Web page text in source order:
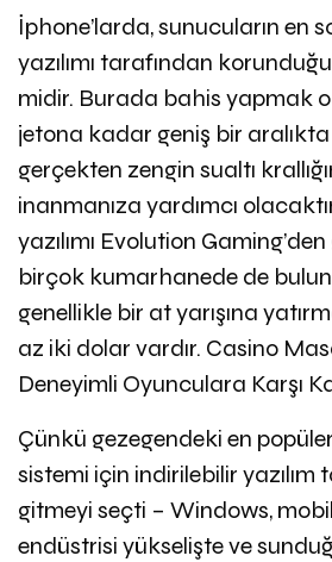
İphone’larda, sunucuların en
yazılımı tarafından
midir. Burada bahis yapmak
jetona kadar geniş bir aralıkta
gerçekten zengin sualtı
inanmanıza yardımcı
yazılımı Evolution
birçok kumarhanede de
genellikle bir at yarışına
az iki dolar vardır. Casino
Deneyimli Oyunculara Karşı
Çünkü gezegendeki en
sistemi için indirilebilir
gitmeyi seçti – Windows,
endüstrisi yükselişte ve